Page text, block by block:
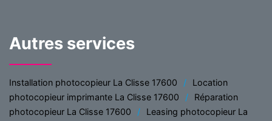
Autres services
Installation photocopieur La Clisse 17600
Location
photocopieur imprimante La Clisse 17600
Réparation
photocopieur La Clisse 17600
Leasing photocopieur La